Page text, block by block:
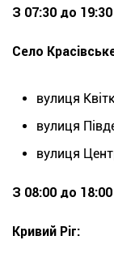
З 07:30 до
Село
вулиця
вулиця
вулиця
З 08:00 до
Кривий Ріг: